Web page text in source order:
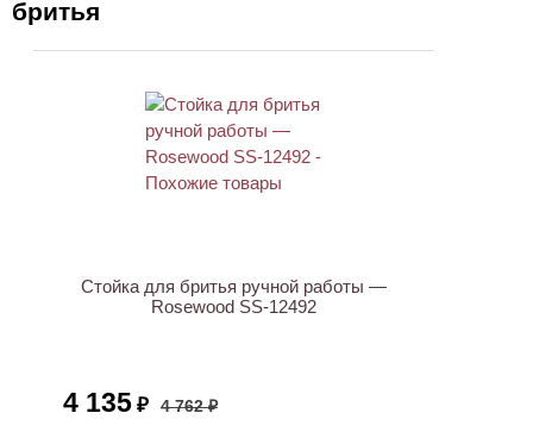
бритья
Стойка для бритья ручной работы —
Rosewood SS-12492
4 135 ₽ 4 762 ₽